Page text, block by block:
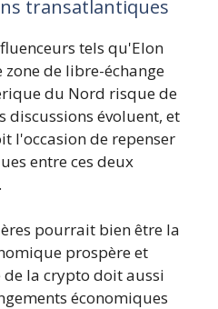
transatlantiques
tels qu'Elon
de libre-échange
du Nord risque de
discussions évoluent, et
l'occasion de repenser
entre ces deux
pourrait bien être la
prospère et
la crypto doit aussi
économiques